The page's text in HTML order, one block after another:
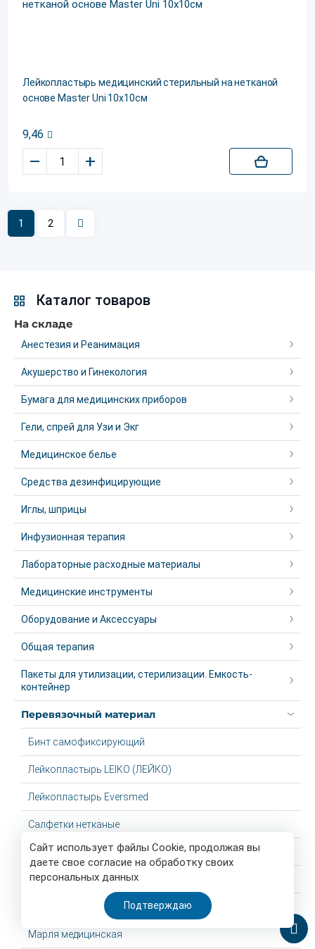
Сайт использует файлы Cookie, продолжая вы
даете свое согласие на обработку своих
персональных данных
Подтверждаю
Лейкопластырь медицинский стерильный на нетканой
основе Master Uni 10х10см
9,46
– +
1 2
Каталог товаров
На складе
Анестезия и Реанимация
Акушерство и Гинекология
Бумага для медицинских приборов
Гели, спрей для Узи и Экг
Медицинское белье
Средства дезинфицирующие
Иглы, шприцы
Инфузионная терапия
Лабораторные расходные материалы
Медицинские инструменты
Оборудование и Аксессуары
Общая терапия
Пакеты для утилизации, стерилизации. Емкость-
контейнер
Перевязочный материал
Бинт самофиксирующий
Лейкопластырь LEIKO (ЛЕЙКО)
Лейкопластырь Eversmed
Салфетки нетканые
Вата
Лейкопластыри
Бинт медицинский
Марля медицинская